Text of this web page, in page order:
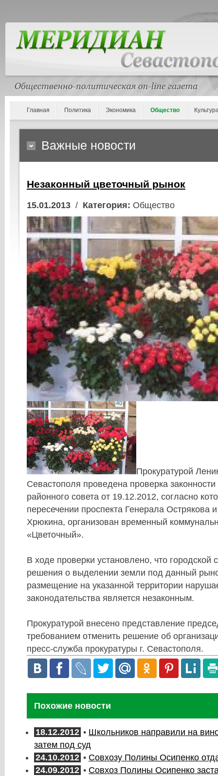
Главная Политика Экономика Общество
Важные новости
Незаконный цветочный рынок
15.01.2013 / Категория: Общество
Прокуратурой
Севастополя проведена проверка
районного совета от 19.12.2012, согласно
пересечении проспекта Генерала Острякова
Хрюкина, организован временный
«Цветочный».
В ходе проверки установлено, что городской
решения о выделении земли под данный
размещение на указанной территории
законодательства является незаконным.
Прокуратурой внесено представление
требованием отменить решение об
пресс-служба прокуратуры г. Севастополя.
Похожие новости
18.12.2012 • Школьников направили на
затем под суд
24.10.2012 • Совхозу Полины Осипенко
24.09.2012 • Совхоз Полины Осипенко